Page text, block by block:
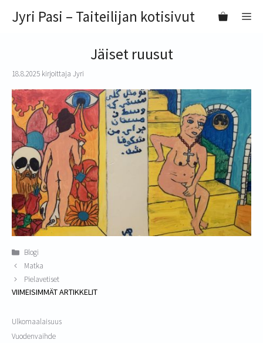
sisältöönJyri Pasi – Taiteilijan kotisivut
Jäiset ruusut
18.8.2025 kirjoittaja Jyri
Kategoriat
Blogi
Matka
Pielavetiset
VIIMEISIMMÄT ARTIKKELIT
Ulkomaalaisuus
Vuodenvaihde